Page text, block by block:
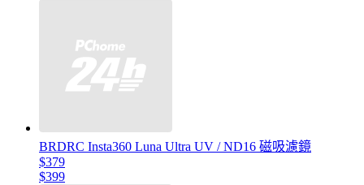
BRDRC Insta360 Luna Ultra UV / ND16 磁吸濾鏡
$379
$399